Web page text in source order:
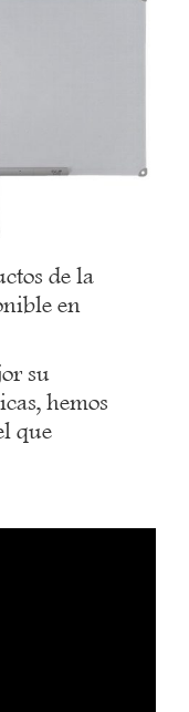
de la
en
su
hemos
que